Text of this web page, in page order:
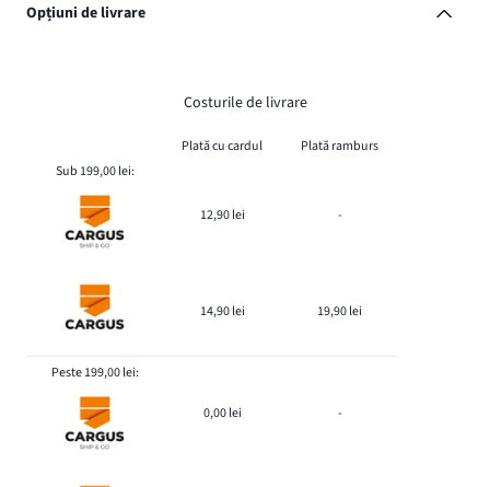
Opțiuni de livrare
Costurile de livrare
Plată cu cardul
Plată ramburs
Sub 199,00 lei:
12,90 lei -
14,90 lei 19,90 lei
Peste 199,00 lei:
0,00 lei -